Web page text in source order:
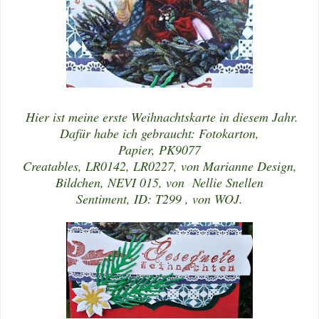
Hier ist meine erste Weihnachtskarte in diesem Jahr.
Dafür habe ich gebraucht: Fotokarton,
Papier, PK9077
Creatables, LR0142, LR0227, von Marianne Design,
Bildchen, NEVI 015, von Nellie Snellen
Sentiment, ID: T299 , von WOJ.